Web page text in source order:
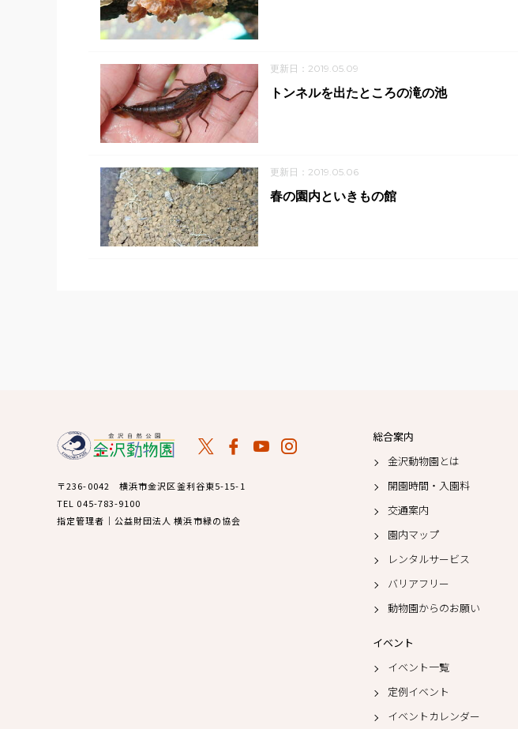
更新日：2019.05.09
トンネルを出たところの滝の池
更新日：2019.05.06
春の園内といきもの館
〒236-0042 横浜市金沢区釜利谷東5-15-1
TEL 045-783-9100
指定管理者｜公益財団法人 横浜市緑の協会
総合案内
金沢動物園とは
開園時間・入園料
交通案内
園内マップ
レンタルサービス
バリアフリー
動物園からのお願い
イベント
イベント一覧
定例イベント
イベントカレンダー